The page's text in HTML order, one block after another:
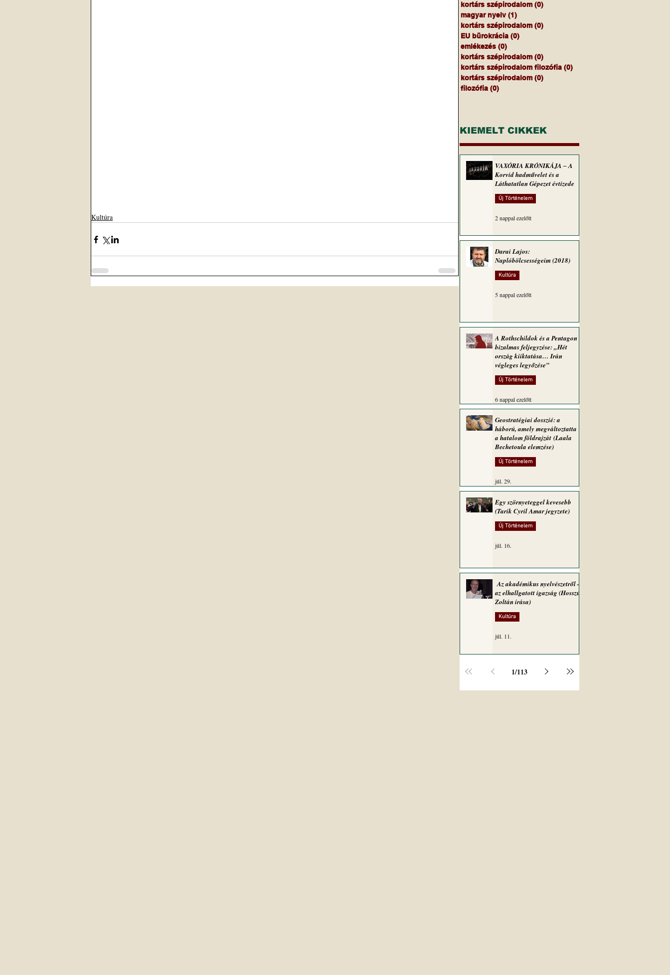
Kultúra
kortárs szépirodalom (0)
magyar nyelv (1)
kortárs szépirodalom (0)
EU bürokrácia (0)
emlékezés (0)
kortárs szépirodalom (0)
kortárs szépirodalom filozófia (0)
kortárs szépirodalom (0)
filozófia (0)
KIEMELT CIKKEK
VAXÓRIA KRÓNIKÁJA ‒ A
Korvid hadművelet és a
Láthatatlan Gépezet évtizede
Új Történelem
2 nappal ezelőtt
Darai Lajos:
Naplóbölcsességeim (2018)
Kultúra
5 nappal ezelőtt
A Rothschildok és a Pentagon
bizalmas feljegyzése: „Hét
ország kiiktatása… Irán
végleges legyőzése”
Új Történelem
6 nappal ezelőtt
Geostratégiai dosszié: a
háború, amely megváltoztatta
a hatalom földrajzát (Laala
Bechetoula elemzése)
Új Történelem
júl. 29.
Egy szörnyeteggel kevesebb
(Tarik Cyril Amar jegyzete)
Új Történelem
júl. 16.
Az akadémikus nyelvészetről –
az elhallgatott igazság (Hosszú
Zoltán írása)
Kultúra
júl. 11.
1/113